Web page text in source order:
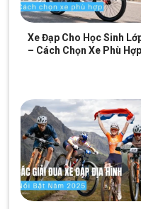
BỘ TRUYỀN ĐỘNG
Tay đề/Shifters
Chuyển
đĩa/Front
Derailleur
Chuyển líp/Rear
Derailleur
Xe Đạp Cho Học Sinh
– Cách Chọn Xe Phù Hợp